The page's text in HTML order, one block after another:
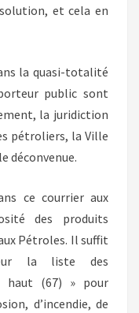
et cela en
la quasi-totalité
public sont
la juridiction
pétroliers, la Ville
déconvenue.
ce courrier aux
des produits
Pétroles. Il suffit
la liste des
haut (67) » pour
d’incendie, de